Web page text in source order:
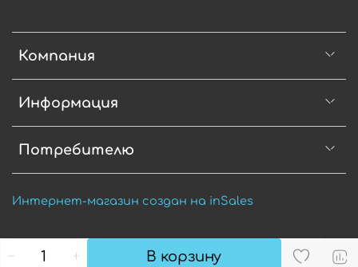
В корзину
Компания
Информация
Потребителю
Интернет-магазин создан на inSales